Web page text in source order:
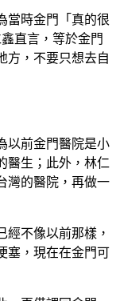
當時金門「真的很
直言，等於金門
方，不要只想去自
以前金門醫院是小
醫生；此外，林仁
灣的醫院，再做一
不像以前那樣，
塞，現在在金門可